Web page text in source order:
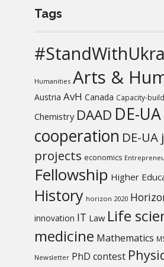
Tags
Humanities Arts &
Austria AvH Canada Capacity-
Chemistry DAAD DE-UA
cooperation DE-
projects economics
Fellowship Higher
History horizon 2020
innovation IT Law Life
medicine Mathematics
Newsletter PhD contest